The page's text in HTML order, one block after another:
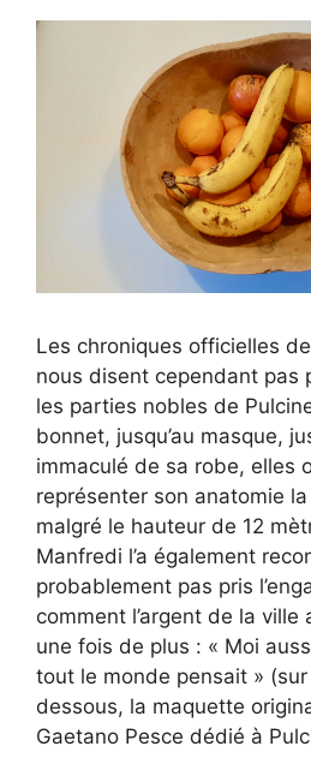
Les chroniques officielles
nous disent cependant pas
les parties nobles de
bonnet, jusqu’au masque,
immaculé de sa robe, elles
représenter son anatomie
malgré le hauteur de 12
Manfredi l’a également
probablement pas pris
comment l’argent de la
une fois de plus : « Moi
tout le monde pensait »
dessous, la maquette
Gaetano Pesce dédié à